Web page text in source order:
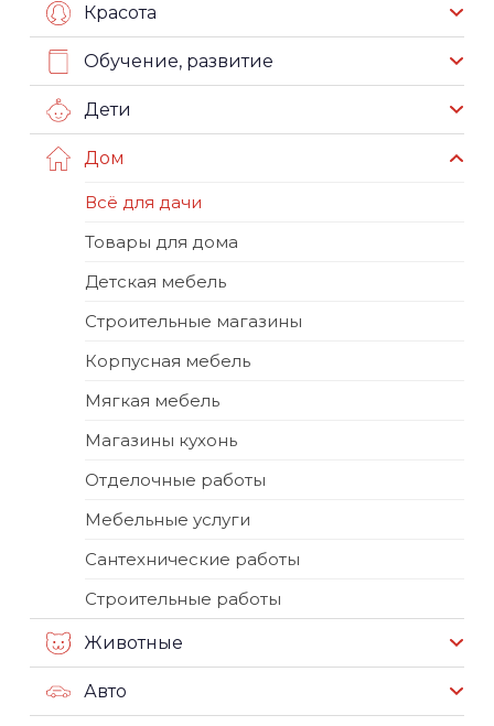
Красота
Обучение, развитие
Дети
Дом
Всё для дачи
Товары для дома
Детская мебель
Строительные магазины
Корпусная мебель
Мягкая мебель
Магазины кухонь
Отделочные работы
Мебельные услуги
Сантехнические работы
Строительные работы
Животные
Авто